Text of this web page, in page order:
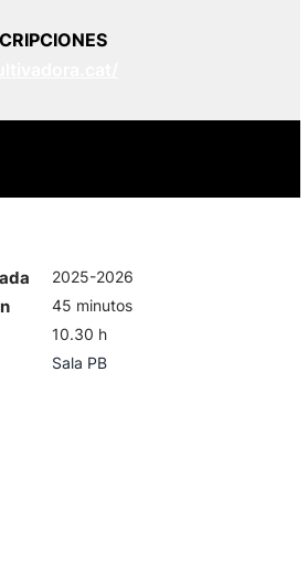
2025-2026
45 minutos
10.30 h
Sala PB